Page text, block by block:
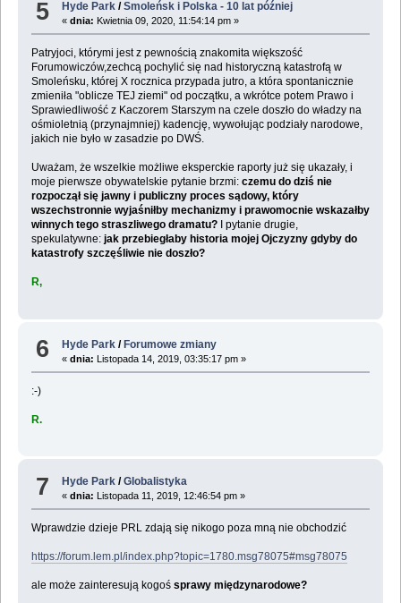
5 Hyde Park /Smoleńsk i Polska - 10 lat później
«dnia: Kwietnia 09, 2020, 11:54:14 pm »
Patryjoci, którymi jest z pewnością znakomita większość
Forumowiczów,zechcą pochylić się nad historyczną katastrofą w
Smoleńsku, której X rocznica przypada jutro, a która spontanicznie
zmieniła "oblicze TEJ ziemi" od początku, a wkrótce potem Prawo i
Sprawiedliwość z Kaczorem Starszym na czele doszło do władzy na
ośmioletnią (przynajmniej) kadencję, wywołując podziały narodowe,
jakich nie było w zasadzie po DWŚ.
Uważam, że wszelkie możliwe eksperckie raporty już się ukazały, i
moje pierwsze obywatelskie pytanie brzmi: czemu do dziś nie
rozpoczął się jawny i publiczny proces sądowy, który
wszechstronnie wyjaśniłby mechanizmy i prawomocnie wskazałby
winnych tego straszliwego dramatu?I pytanie drugie,
spekulatywne: jak przebiegłaby historia mojej Ojczyzny gdyby do
katastrofy szczęśliwie nie doszło?
R,
6 Hyde Park /Forumowe zmiany
«dnia: Listopada 14, 2019, 03:35:17 pm »
:-)
R.
7 Hyde Park /Globalistyka
«dnia: Listopada 11, 2019, 12:46:54 pm »
Wprawdzie dzieje PRL zdają się nikogo poza mną nie obchodzić
https://forum.lem.pl/index.php?topic=1780.msg78075#msg78075
ale może zainteresują kogośsprawy międzynarodowe?